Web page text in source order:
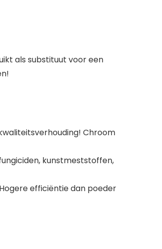
als substituut voor een
Chroom
kunstmeststoffen,
efficiëntie dan poeder